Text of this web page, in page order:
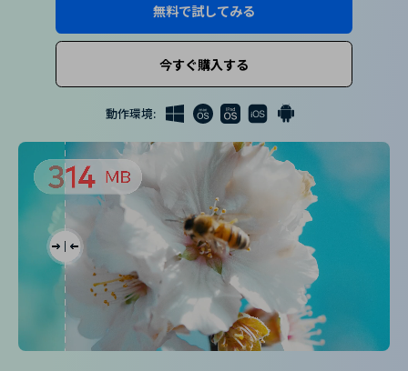
ブランド紹介
無料で試してみる
今すぐ購入する
動作環境: